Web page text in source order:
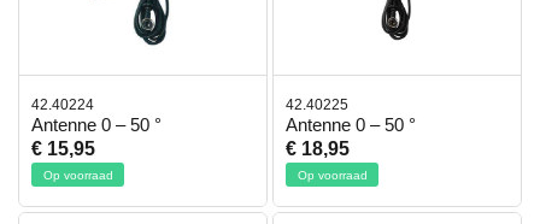
42.40224
Antenne 0 – 50 °
€ 15,95
Op voorraad
42.40225
Antenne 0 – 50 °
€ 18,95
Op voorraad